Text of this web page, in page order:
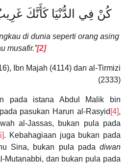
كُنْ فِي الدُّنْيَا كَأَنَّكَ
di dunia seperti orang asing
musafir.”[2]
Ibn Majah (4114) dan al-Tirmizi
(2333)
pada istana Abdul Malik bin
pasukan Harun al-Rasyid [4],
al-Jassas, bukan pula pada
. Kebahagiaan juga bukan pada
Sina, bukan pula pada diwan
Mutanabbi, dan bukan pula pada